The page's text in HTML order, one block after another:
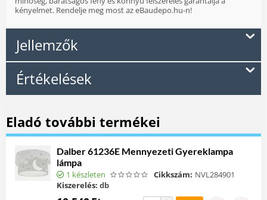
kényelmet. Rendelje meg most az eBaudepo.hu-n!
Jellemzők
Értékelések
Eladó további termékei
Dalber 61236E Mennyezeti Gyereklampa
lámpa
1 készleten Cikkszám: NVL284901
Kiszerelés: db